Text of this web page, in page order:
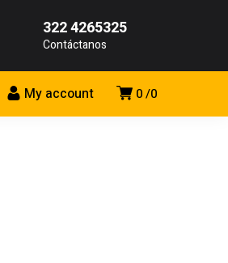
322 4265325
Contáctanos
0 0
My account